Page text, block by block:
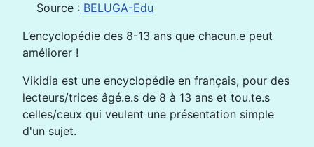
Source : BELUGA-Edu
L’encyclopédie des 8-13 ans que chacun.e peut
améliorer !
Vikidia est une encyclopédie en français, pour des
lecteurs/trices âgé.e.s de 8 à 13 ans et tou.te.s
celles/ceux qui veulent une présentation simple
d'un sujet.